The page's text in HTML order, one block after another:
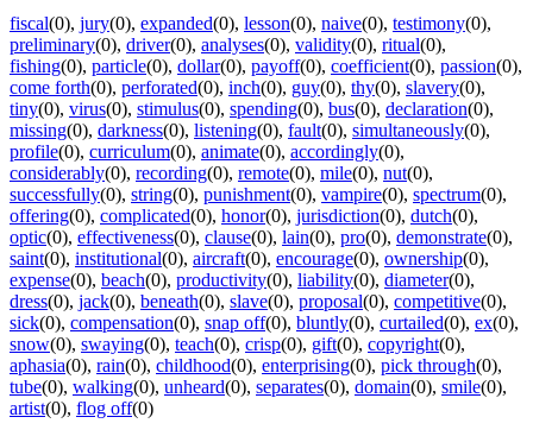
fiscal(0), jury(0), expanded(0), lesson(0), naive(0), testimony(0),
preliminary(0), driver(0), analyses(0), validity(0), ritual(0),
fishing(0), particle(0), dollar(0), payoff(0), coefficient(0), passion(0),
come forth(0), perforated(0), inch(0), guy(0), thy(0), slavery(0),
tiny(0), virus(0), stimulus(0), spending(0), bus(0), declaration(0),
missing(0), darkness(0), listening(0), fault(0), simultaneously(0),
profile(0), curriculum(0), animate(0), accordingly(0),
considerably(0), recording(0), remote(0), mile(0), nut(0),
successfully(0), string(0), punishment(0), vampire(0), spectrum(0),
offering(0), complicated(0), honor(0), jurisdiction(0), dutch(0),
optic(0), effectiveness(0), clause(0), lain(0), pro(0), demonstrate(0),
saint(0), institutional(0), aircraft(0), encourage(0), ownership(0),
expense(0), beach(0), productivity(0), liability(0), diameter(0),
dress(0), jack(0), beneath(0), slave(0), proposal(0), competitive(0),
sick(0), compensation(0), snap off(0), bluntly(0), curtailed(0), ex(0),
snow(0), swaying(0), teach(0), crisp(0), gift(0), copyright(0),
aphasia(0), rain(0), childhood(0), enterprising(0), pick through(0),
tube(0), walking(0), unheard(0), separates(0), domain(0), smile(0),
artist(0), flog off(0)